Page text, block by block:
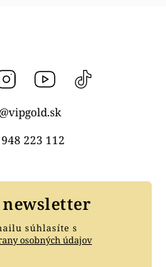
Instagram YouTube
@vipgold.sk
223 112
súhlasíte s
osobných údajov